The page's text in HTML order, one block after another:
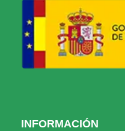
INFORMACIÓN